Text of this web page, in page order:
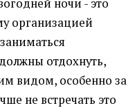
ночи - это
организацией
отдохнуть,
видом, особенно за
не встречать это